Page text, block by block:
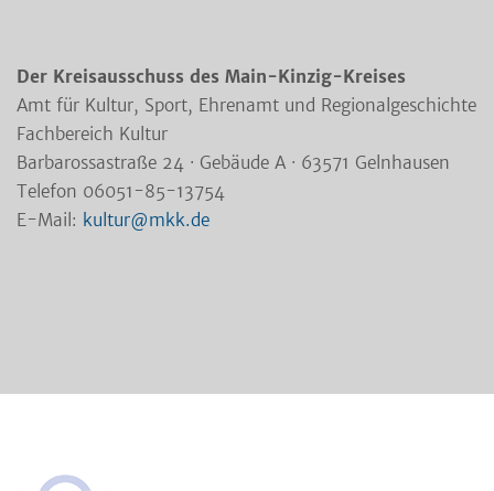
Der Kreisausschuss des Main-Kinzig-Kreises
Amt für Kultur, Sport, Ehrenamt und Regionalgeschichte
Fachbereich Kultur
Barbarossastraße 24 · Gebäude A · 63571 Gelnhausen
Telefon 06051-85-13754
E-Mail: kultur@mkk.de